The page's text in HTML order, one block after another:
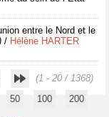
entre le Nord et le
/ Hélène HARTER
(1 - 20 / 1368)
50 100 200